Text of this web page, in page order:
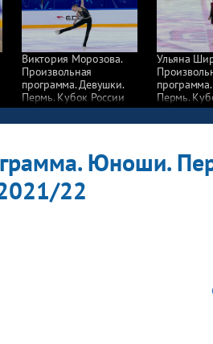
Виктория Морозова.
Произвольная
программа. Девушки.
Пермь. Кубок России
по фигурному катанию
2021/22
Ульяна
Пермь.
по
2021/22
Юноши.
22